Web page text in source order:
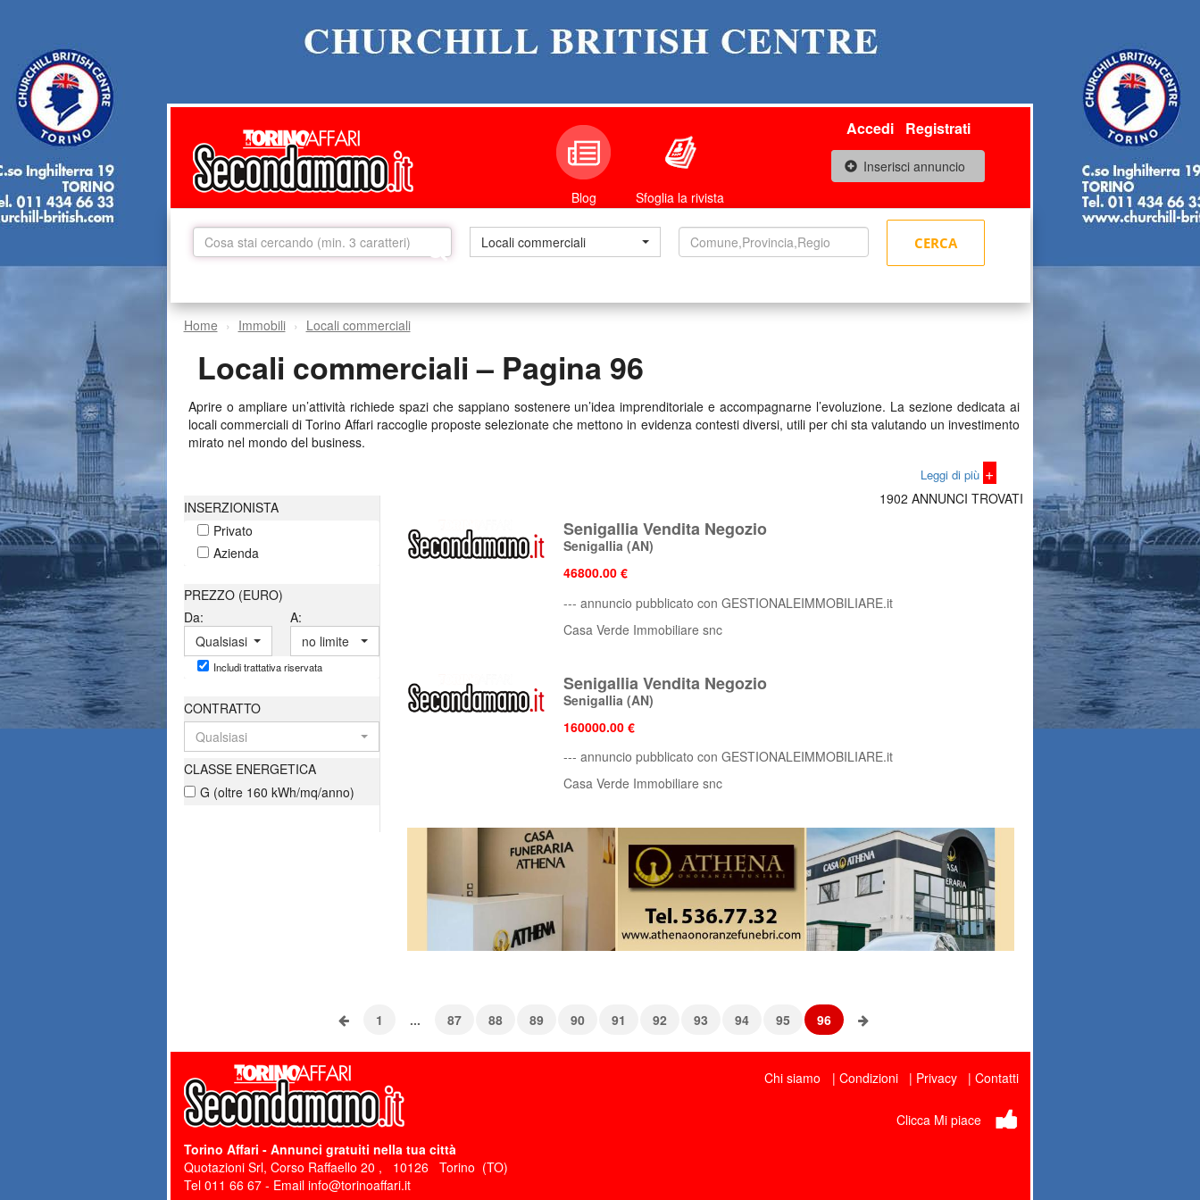
Blog Sfoglia la rivista
Accedi Registrati
Inserisci annuncio
Locali commerciali
Home Immobili Locali commerciali
Locali commerciali – Pagina 96
Aprire o ampliare un’attività richiede spazi che sappiano sostenere un’idea imprenditoriale e accompagnarne l’evoluzione. La sezione dedicata ai
locali commerciali di Torino Affari raccoglie proposte selezionate che mettono in evidenza contesti diversi, utili per chi sta valutando un investimento
mirato nel mondo del business.
Ambienti pensate per il lavoro
Negozi affacciati sulle vie di quartiere, uffici situati nei principali poli cittadini, ristoranti e strutture per l’accoglienza: l’offerta copre molteplici
esigenze professionali. Ogni scheda presenta dettagli concreti su metratura, collocazione e caratteristiche dell’immobile, permettendo di
comprendere rapidamente quali spazi si adattino meglio al progetto imprenditoriale. Per chi cerca un ambiente da trasformare in ufficio, il sito
include ancheannunci di appartamenti
Scelte che incidono sul futuro dell’impresa
Individuare il locale giusto significa orientarsi verso un’opportunità capace di generare valore nel lungo periodo. Attraverso gli annunci presenti su
Torino Affari è possibile confrontare soluzioni diverse, valutare le potenzialità di ciascun spazio e arrivare a una decisione costruita con logica,
Leggi di più +
INSERZIONISTA
Privato
Azienda
PREZZO (EURO)
Da:
A:
Qualsiasi
no limite
Includi trattativa riservata
CONTRATTO
Qualsiasi
CLASSE ENERGETICA
G (oltre 160 kWh/mq/anno)
1902 ANNUNCI TROVATI
Senigallia Vendita Negozio
Senigallia (AN)
46800.00 €
--- annuncio pubblicato con GESTIONALEIMMOBILIARE.it
Casa Verde Immobiliare snc
Senigallia Vendita Negozio
Senigallia (AN)
160000.00 €
--- annuncio pubblicato con GESTIONALEIMMOBILIARE.it
Casa Verde Immobiliare snc
1 ... 87 88 89 90 91 92 93 94 95 96
Torino Affari - Annunci gratuiti nella tua città
Quotazioni Srl, Corso Raffaello 20 , 10126 Torino (TO)
Tel011 66 67 - Email info@torinoaffari.it
Chi siamo Condizioni Privacy Contatti
Clicca Mi piace